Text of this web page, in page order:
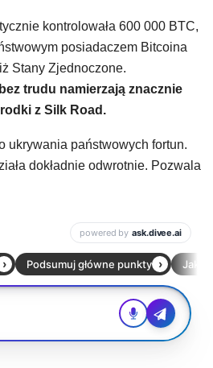
kontrolowała 600 000 BTC,
posiadaczem Bitcoina
Stany Zjednoczone.
trudu namierzają znacznie
z Silk Road.
ukrywania państwowych fortun.
dokładnie odwrotnie. Pozwala